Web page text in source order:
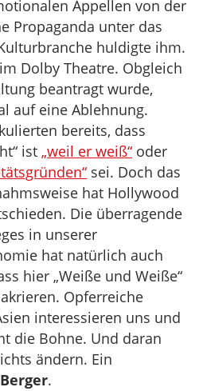
Appellen von der
Propaganda unter das
huldigte ihm.
Dolby Theatre. Obgleich
beantragt wurde,
auf eine Ablehnung.
bereits, dass
ist „weil er weiß“ oder
sei. Doch das
hat Hollywood
Die überragende
in unserer
hat natürlich auch
hier „Weiße und Weiße“
Opferreiche
interessieren uns und
die Bohne. Und daran
ändern. Ein
.